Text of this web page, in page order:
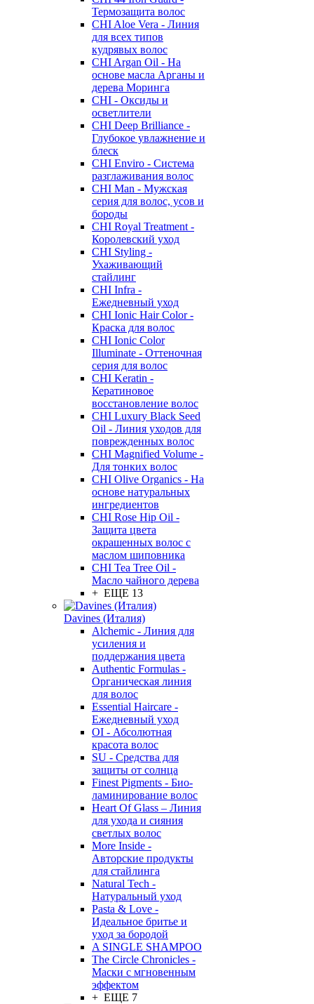
Термозащита волос
CHI Aloe Vera - Линия
для всех типов
кудрявых волос
CHI Argan Oil - На
основе масла Арганы и
дерева Моринга
CHI - Оксиды и
осветлители
CHI Deep Brilliance -
Глубокое увлажнение и
блеск
CHI Enviro - Система
разглаживания волос
CHI Man - Мужская
серия для волос, усов и
бороды
CHI Royal Treatment -
Королевский уход
CHI Styling -
Ухаживающий
стайлинг
CHI Infra -
Ежедневный уход
CHI Ionic Hair Color -
Краска для волос
CHI Ionic Color
Illuminate - Оттеночная
серия для волос
CHI Keratin -
Кератиновое
восстановление волос
CHI Luxury Black Seed
Oil - Линия уходов для
поврежденных волос
CHI Magnified Volume -
Для тонких волос
CHI Olive Organics - На
основе натуральных
ингредиентов
CHI Rose Hip Oil -
Защита цвета
окрашенных волос с
маслом шиповника
CHI Tea Tree Oil -
Масло чайного дерева
+ ЕЩЕ 13
Davines (Италия)
Alchemic - Линия для
усиления и
поддержания цвета
Authentic Formulas -
Органическая линия
для волос
Essential Haircare -
Eжедневный уход
OI - Абсолютная
красота волос
SU - Средства для
защиты от солнца
Finest Pigments - Био-
ламинирование волос
Heart Of Glass – Линия
для ухода и сияния
светлых волос
More Inside -
Авторские продукты
для стайлинга
Natural Tech -
Натуральный уход
Pasta & Love -
Идеальное бритье и
уход за бородой
A SINGLE SHAMPOO
The Circle Chronicles -
Маски с мгновенным
эффектом
+ ЕЩЕ 7